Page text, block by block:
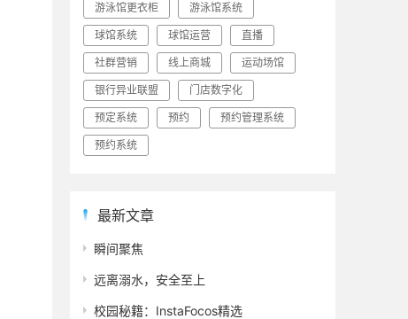
游泳馆更衣柜 游泳馆系统
球馆系统 球馆运营 直播
社群营销 线上商城 运动场馆
银行异业联盟 门店数字化
预定系统 预约 预约管理系统
预约系统
最新文章
瞬间聚焦
远离溺水，安全至上
校园秘籍：InstaFocos精选